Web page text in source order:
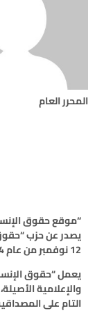
المحرر العام
“موقع حقوق
يصدر عن حزب
12 نوفمبر من عام 2024.
يعمل “حقوق
والإعلامية
التام على